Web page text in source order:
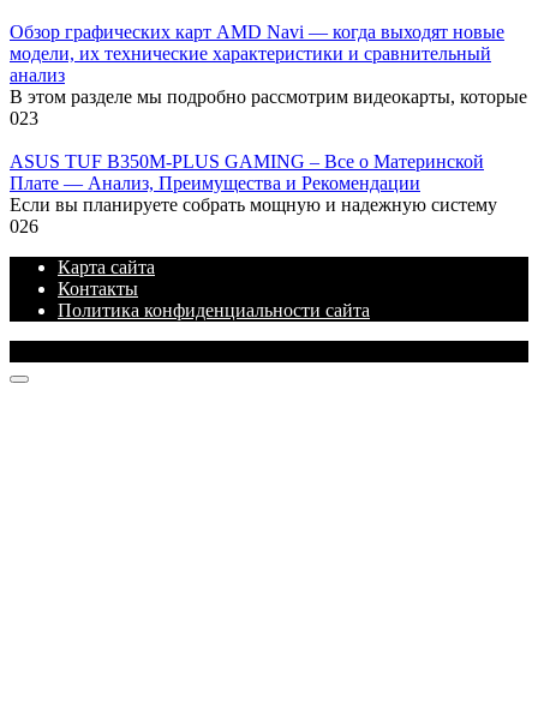
Обзор графических карт AMD Navi — когда выходят новые
модели, их технические характеристики и сравнительный
анализ
В этом разделе мы подробно рассмотрим видеокарты, которые
023
ASUS TUF B350M-PLUS GAMING – Все о Материнской
Плате — Анализ, Преимущества и Рекомендации
Если вы планируете собрать мощную и надежную систему
026
Карта сайта
Контакты
Политика конфиденциальности сайта